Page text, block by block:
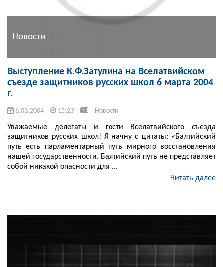
Новости
Выступление К.Ф.Затулина на Вселатвийском
съезде защитников русских школ 6 марта 2004
г.
6.03.2004 15:23 Новости
Уважаемые делегаты и гости Вселатвийского съезда
защитников русских школ! Я начну с цитаты: «Балтийский
путь есть парламентарный путь мирного восстановления
нашей государственности. Балтийский путь не представляет
собой никакой опасности для ...
Читать далее